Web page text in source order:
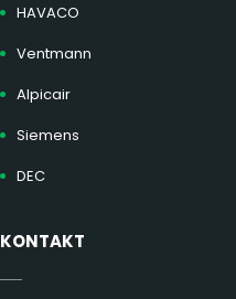
HAVACO
Ventmann
Alpicair
Siemens
DEC
KONTAKT